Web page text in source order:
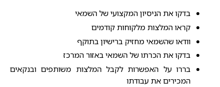
בדקו את הניסיון המקצועי של השמאי
קראו המלצות מלקוחות קודמים
וודאו שהשמאי מחזיק ברישיון בתוקף
בדקו את הכרתו של השמאי באזור המרכז
בררו על האפשרות לקבל המלצות משותפים ובנקאים
המכירים את עבודתו